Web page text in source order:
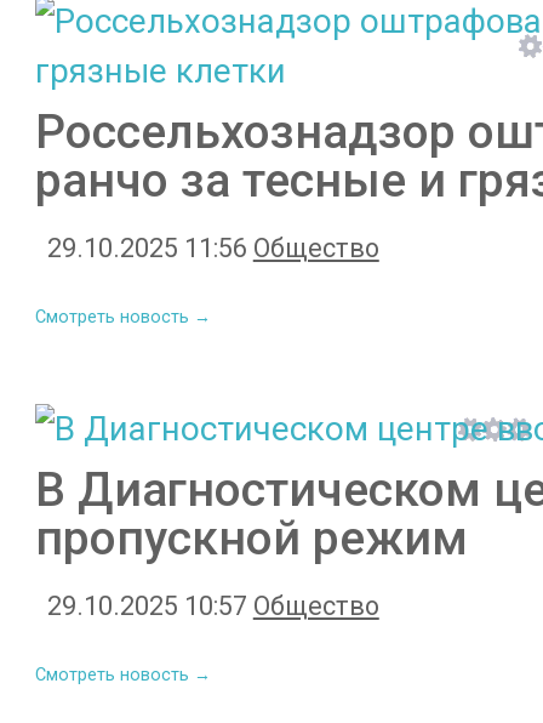
Россельхознадзор
ранчо за тесные и
29.10.2025 11:56 Общество
Смотреть новость →
В Диагностическом
пропускной режим
29.10.2025 10:57 Общество
Смотреть новость →